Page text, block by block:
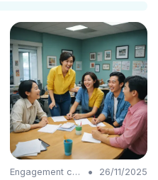
Engagement collaborateurs •
26/11/2025